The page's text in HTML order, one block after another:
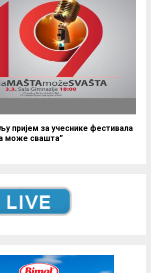
пријем за учеснике фестивала
може свашта”